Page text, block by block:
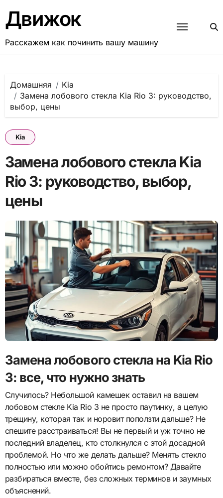
содержанию
Движок
Расскажем как починить вашу машину
Домашняя
Kia
Замена лобового стекла Kia Rio 3: руководство,
выбор, цены
Kia
Замена лобового стекла Kia
Rio 3: руководство, выбор,
цены
Замена лобового стекла на Kia Rio
3: все, что нужно знать
Случилось? Небольшой камешек оставил на вашем
лобовом стекле Kia Rio 3 не просто паутинку, а целую
трещину, которая так и норовит поползти дальше? Не
спешите расстраиваться! Вы не первый и уж точно не
последний владелец, кто столкнулся с этой досадной
проблемой. Но что же делать дальше? Менять стекло
полностью или можно обойтись ремонтом? Давайте
разбираться вместе, без сложных терминов и заумных
объяснений.